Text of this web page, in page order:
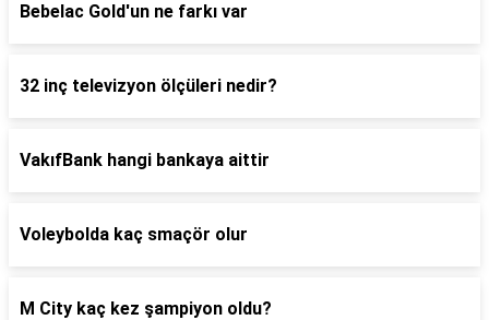
Bebelac Gold'un ne farkı var
32 inç televizyon ölçüleri nedir?
VakıfBank hangi bankaya aittir
Voleybolda kaç smaçör olur
M City kaç kez şampiyon oldu?